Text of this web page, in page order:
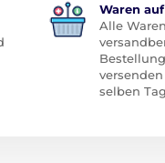
Waren
Alle
selben